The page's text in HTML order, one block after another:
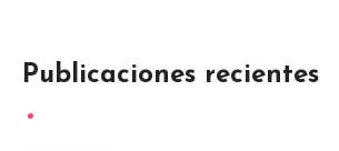
Publicaciones recientes